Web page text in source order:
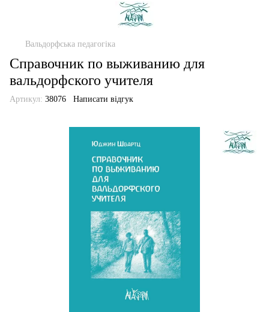
Вальдорфська педагогіка
Справочник по выживанию для
вальдорфского учителя
Артикул: 38076 Написати відгук